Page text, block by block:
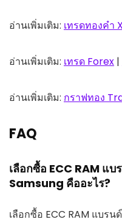
อ่านเพิ่มเติม: เทรดทองคำ
อ่านเพิ่มเติม: เทรด Forex |
อ่านเพิ่มเติม: กราฟทอง
FAQ
เลือกซื้อ ECC RAM แ
Samsung คืออะไร?
เลือกซื้อ ECC RAM แบร